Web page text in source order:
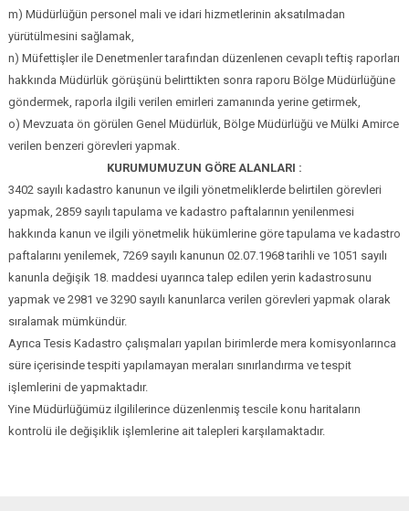
m) Müdürlüğün personel mali ve idari hizmetlerinin aksatılmadan
yürütülmesini sağlamak,
n) Müfettişler ile Denetmenler tarafından düzenlenen cevaplı teftiş raporları
hakkında Müdürlük görüşünü belirttikten sonra raporu Bölge Müdürlüğüne
göndermek, raporla ilgili verilen emirleri zamanında yerine getirmek,
o) Mevzuata ön görülen Genel Müdürlük, Bölge Müdürlüğü ve Mülki Amirce
verilen benzeri görevleri yapmak.
KURUMUMUZUN GÖRE ALANLARI :
3402 sayılı kadastro kanunun ve ilgili yönetmeliklerde belirtilen görevleri
yapmak, 2859 sayılı tapulama ve kadastro paftalarının yenilenmesi
hakkında kanun ve ilgili yönetmelik hükümlerine göre tapulama ve kadastro
paftalarını yenilemek, 7269 sayılı kanunun 02.07.1968 tarihli ve 1051 sayılı
kanunla değişik 18. maddesi uyarınca talep edilen yerin kadastrosunu
yapmak ve 2981 ve 3290 sayılı kanunlarca verilen görevleri yapmak olarak
sıralamak mümkündür.
Ayrıca Tesis Kadastro çalışmaları yapılan birimlerde mera komisyonlarınca
süre içerisinde tespiti yapılamayan meraları sınırlandırma ve tespit
işlemlerini de yapmaktadır.
Yine Müdürlüğümüz ilgililerince düzenlenmiş tescile konu haritaların
kontrolü ile değişiklik işlemlerine ait talepleri karşılamaktadır.